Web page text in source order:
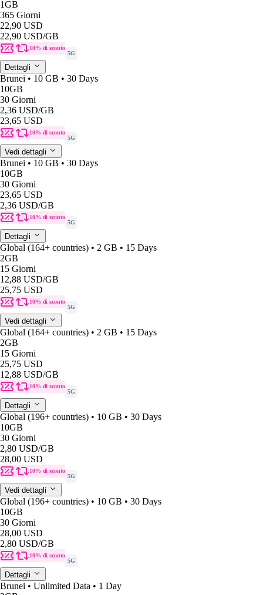
1GB
365 Giorni
22,90 USD
22,90 USD/GB
10% di sconto
5G
Dettagli
Brunei • 10 GB • 30 Days
10GB
30 Giorni
2,36 USD/GB
23,65 USD
10% di sconto
5G
Vedi dettagli
Brunei • 10 GB • 30 Days
10GB
30 Giorni
23,65 USD
2,36 USD/GB
10% di sconto
5G
Dettagli
Global (164+ countries) • 2 GB • 15 Days
2GB
15 Giorni
12,88 USD/GB
25,75 USD
10% di sconto
5G
Vedi dettagli
Global (164+ countries) • 2 GB • 15 Days
2GB
15 Giorni
25,75 USD
12,88 USD/GB
10% di sconto
5G
Dettagli
Global (196+ countries) • 10 GB • 30 Days
10GB
30 Giorni
2,80 USD/GB
28,00 USD
10% di sconto
5G
Vedi dettagli
Global (196+ countries) • 10 GB • 30 Days
10GB
30 Giorni
28,00 USD
2,80 USD/GB
10% di sconto
5G
Dettagli
Brunei • Unlimited Data • 1 Day